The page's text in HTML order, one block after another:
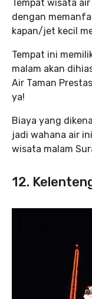
Tempat wisata
dengan
kapan/jet kecil
Tempat ini
malam akan
Air Taman
ya!
Biaya yang
jadi wahana air
wisata malam
12.